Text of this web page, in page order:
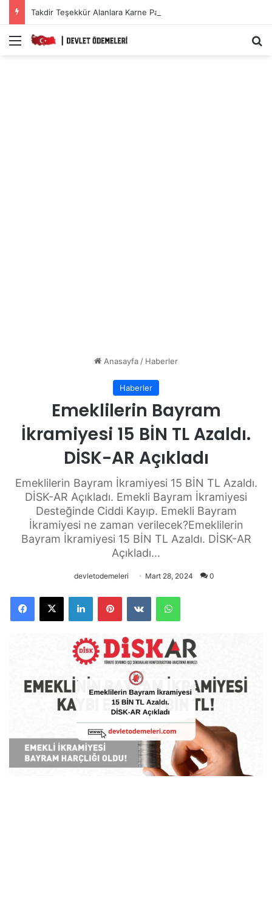
Takdir Teşekkür Alanlara Karne Parası Başvuru Ekranı.
Menü
Anasayfa/ Haberler
Haberler
Emeklilerin Bayram
İkramiyesi 15 BİN TL Azaldı.
DİSK-AR Açıkladı
Emeklilerin Bayram İkramiyesi 15 BİN TL Azaldı.
DİSK-AR Açıkladı. Emekli Bayram İkramiyesi
Desteğinde Ciddi Kayıp. Emekli Bayram
İkramiyesi ne zaman verilecek?Emeklilerin
Bayram İkramiyesi 15 BİN TL Azaldı. DİSK-AR
Açıkladı...
devletodemeleri Mart 28, 2024 0